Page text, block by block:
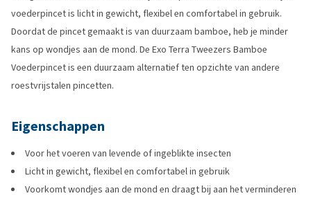
voederpincet is licht in gewicht, flexibel en comfortabel in gebruik.
Doordat de pincet gemaakt is van duurzaam bamboe, heb je minder
kans op wondjes aan de mond. De Exo Terra Tweezers Bamboe
Voederpincet is een duurzaam alternatief ten opzichte van andere
roestvrijstalen pincetten.
Eigenschappen
Voor het voeren van levende of ingeblikte insecten
Licht in gewicht, flexibel en comfortabel in gebruik
Voorkomt wondjes aan de mond en draagt bij aan het verminderen